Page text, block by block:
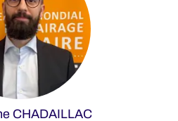
CHADAILLAC